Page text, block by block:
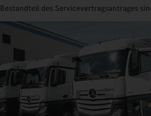
Bestandteil des Servicevertragsantrages